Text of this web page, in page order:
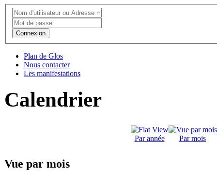
Connexion
Plan de Glos
Nous contacter
Les manifestations
Calendrier
Par année Par mois
Vue par mois